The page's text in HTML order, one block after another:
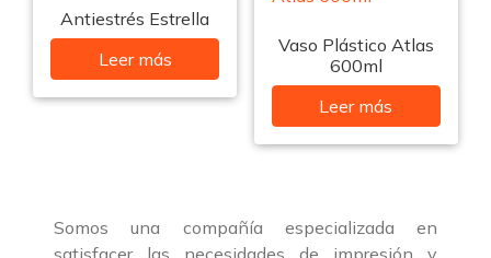
Antiestrés Estrella
Leer más
Vaso Plástico Atlas
600ml
Leer más
Somos una compañía especializada en